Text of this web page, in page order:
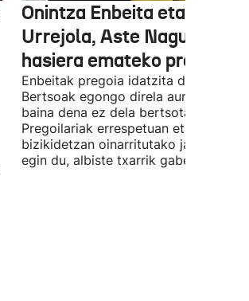
Onintza Enbeita eta Ainhoa
Urrejola, Aste Nagusiari
hasiera emateko prest
Enbeitak pregoia idatzita dauka.
Bertsoak egongo direla aurreratu du,
baina dena ez dela bertsotan izango.
Pregoilariak errespetuan eta
bizikidetzan oinarritutako jaien alde
egin du, albiste txarrik gabe.